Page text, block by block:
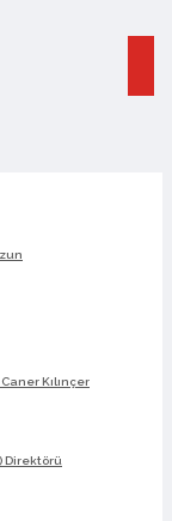
Kılınçer
Direktörü